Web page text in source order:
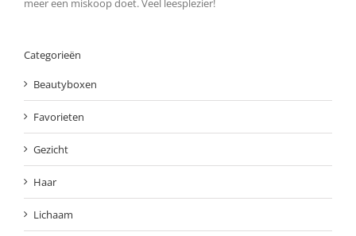
meer een miskoop doet. Veel leesplezier!
Categorieën
Beautyboxen
Favorieten
Gezicht
Haar
Lichaam